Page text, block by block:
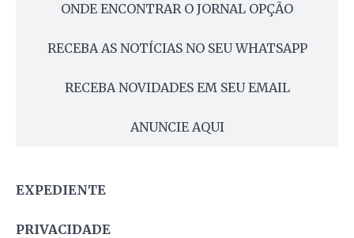
ONDE ENCONTRAR O JORNAL OPÇÃO
RECEBA AS NOTÍCIAS NO SEU WHATSAPP
RECEBA NOVIDADES EM SEU EMAIL
ANUNCIE AQUI
EXPEDIENTE
PRIVACIDADE